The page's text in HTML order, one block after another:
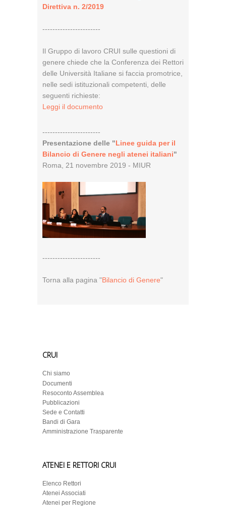
Direttiva n. 2/2019
-----------------------
Il Gruppo di lavoro CRUI sulle questioni di
genere chiede che la Conferenza dei Rettori
delle Università Italiane si faccia promotrice,
nelle sedi istituzionali competenti, delle
seguenti richieste:
Leggi il documento
-----------------------
Presentazione delle "Linee guida per il
Bilancio di Genere negli atenei italiani"
Roma, 21 novembre 2019 - MIUR
-----------------------
Torna alla pagina "Bilancio di Genere"
CRUI
Chi siamo
Documenti
Resoconto Assemblea
Pubblicazioni
Sede e Contatti
Bandi di Gara
Amministrazione Trasparente
ATENEI E RETTORI CRUI
Elenco Rettori
Atenei Associati
Atenei per Regione